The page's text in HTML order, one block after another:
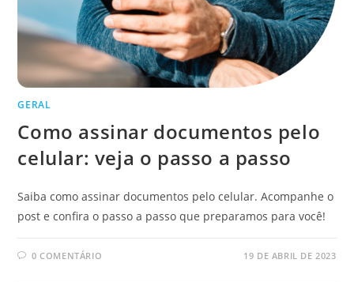
GERAL
Como assinar documentos pelo
celular: veja o passo a passo
Saiba como assinar documentos pelo celular. Acompanhe o
post e confira o passo a passo que preparamos para você!
0 COMENTÁRIO 19 DE ABRIL DE 2023